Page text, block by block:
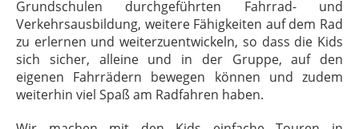
Grundschulen durchgeführten Fahrrad- und
Verkehrsausbildung, weitere Fähigkeiten auf dem Rad
zu erlernen und weiterzuentwickeln, so dass die Kids
sich sicher, alleine und in der Gruppe, auf den
eigenen Fahrrädern bewegen können und zudem
weiterhin viel Spaß am Radfahren haben.